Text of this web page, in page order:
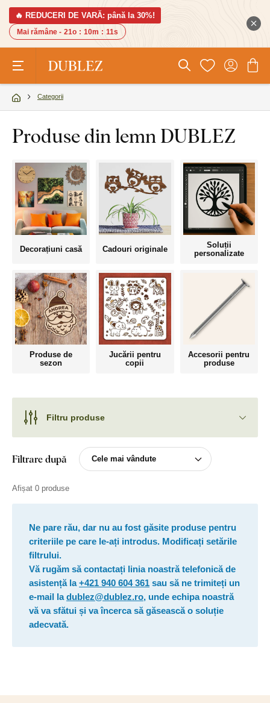
🔥 REDUCERI DE VARĂ: până la 30%!
Mai rămâne - 21o : 10m : 11s
Categorii
Produse din lemn DUBLEZ
Decorațiuni casă Cadouri originale
Soluții
personalizate
Produse de
sezon
Jucării pentru
copii
Accesorii pentru
produse
Filtru produse
Filtrare după
Afișat 0 produse
Ne pare rău, dar nu au fost găsite produse pentru
criteriile pe care le-ați introdus. Modificați setările
filtrului.
Vă rugăm să contactați linia noastră telefonică de
asistență la+421 940 604 361 sau să ne trimiteți un
e-mail ladublez@dublez.ro, unde echipa noastră
vă va sfătui și va încerca să găsească o soluție
adecvată.